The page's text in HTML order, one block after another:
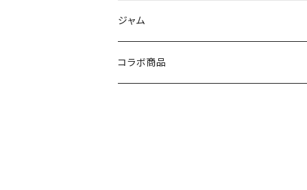
ジャム
コラボ商品